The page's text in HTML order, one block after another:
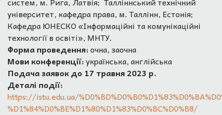
університет, кафедра права, м. Таллінн, Естонія;
Кафедра ЮНЕСКО «Інформаційні та комунікаційні
технології в освіті», МНТУ.
Форма проведення:очна, заочна
Мови конференції:українська, англійська
Подача заявок до 17 травня 2023 р.
Деталі події:
https://istu.edu.ua/
%D1%84%D0%BE%D1%80%D1%83%D0%BC%D0%B8/